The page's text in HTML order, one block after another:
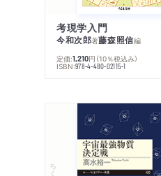
考現学入門
今和次郎著藤森照信編
定価:1,210円 （10％税込み）
ISBN:978-4-480-02115-1